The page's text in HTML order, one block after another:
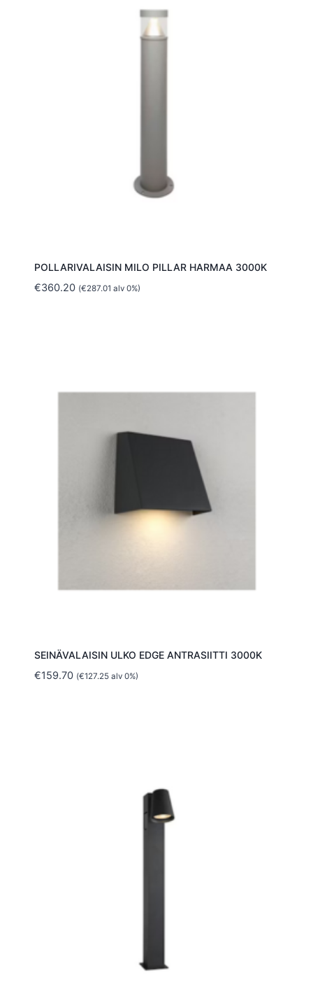
POLLARIVALAISIN MILO PILLAR HARMAA 3000K
€360.20 (€287.01 alv 0%)
SEINÄVALAISIN ULKO EDGE ANTRASIITTI 3000K
€159.70 (€127.25alv 0%)